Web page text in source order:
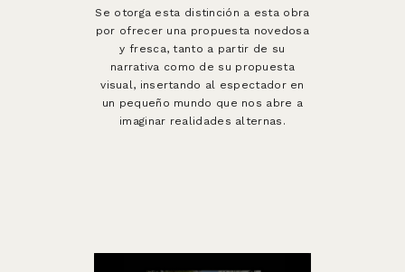
Se otorga esta distinción a esta obra
por ofrecer una propuesta novedosa
y fresca, tanto a partir de su
narrativa como de su propuesta
visual, insertando al espectador en
un pequeño mundo que nos abre a
imaginar realidades alternas.